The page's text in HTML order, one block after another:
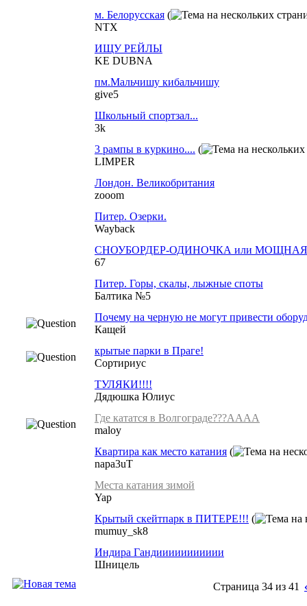
м. Белорусская (
NTX
ИЩУ РЕЙЛЫ
KE DUBNA
пм.Мальчишу кибальчишу
give5
Школьный спортзал...
3k
3 рампы в куркино.... (
LIMPER
Лондон. Великобритания
zooom
Питер. Озерки.
Wayback
СНОУБОРДЕР-ОДИНОЧКА или МОЩНАЯ
67
Питер. Горы, скалы, лыжные споты
Балтика №5
Почему на черную не могут привести
Кащей
крытые парки в Праге!
Сортириус
ТУЛЯКИ!!!!
Дядюшка Юлиус
Где кататся в Волгограде???АААА
maloy
Квартира как место катания (
napa3uT
Места катания зимой
Yap
Крытый скейтпарк в ПИТЕРЕ!!! (
mumuy_sk8
Индира Гандиииииииииии
Шницель
Страница 34 из 41